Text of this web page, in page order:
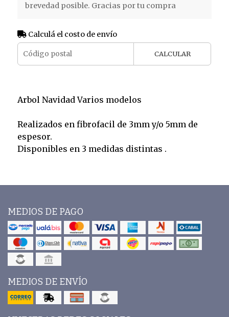
brevedad posible. Gracias por tu compra
Calculá el costo de envío
CALCULAR
Arbol Navidad Varios modelos
Realizados en fibrofacil de 3mm y/o 5mm de
espesor.
Disponibles en 3 medidas distintas .
MEDIOS DE PAGO
MEDIOS DE ENVÍO